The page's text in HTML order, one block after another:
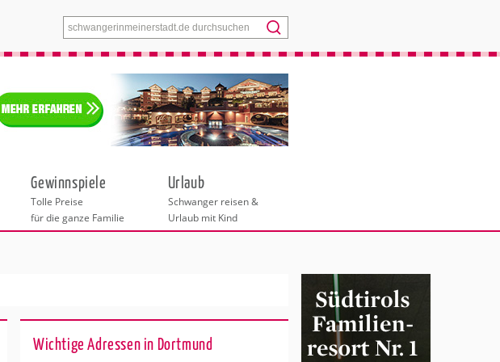
Menü
Gewinnspiele
Tolle Preise
für die ganze Familie
Urlaub
Schwanger reisen &
Urlaub mit Kind
Wichtige Adressen in Dortmund